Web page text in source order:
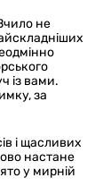
не
із вами.
за
і щасливих
настане
у мирній